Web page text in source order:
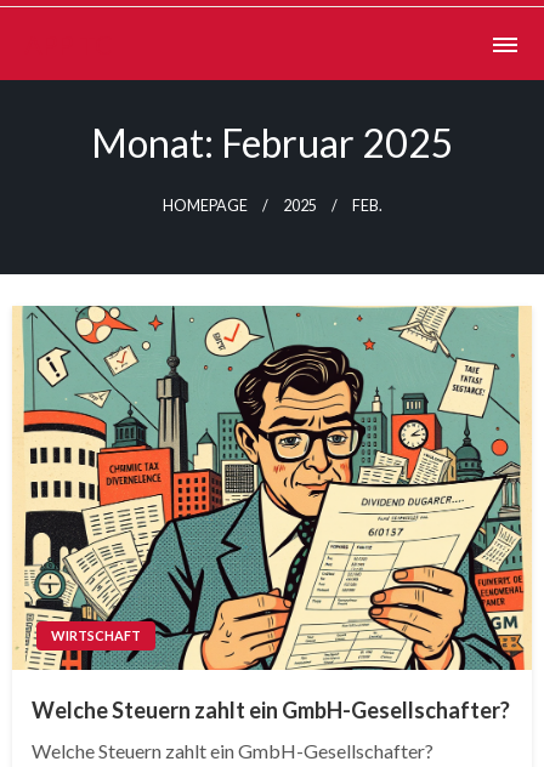
Skip
content
Monat: Februar 2025
HOMEPAGE 2025 FEB.
WIRTSCHAFT
Welche Steuern zahlt ein GmbH-Gesellschafter?
Welche Steuern zahlt ein GmbH-Gesellschafter?